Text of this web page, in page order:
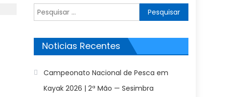
Pesquisar
por:
Noticias Recentes
Campeonato Nacional de Pesca em
Kayak 2026 | 2ª Mão — Sesimbra